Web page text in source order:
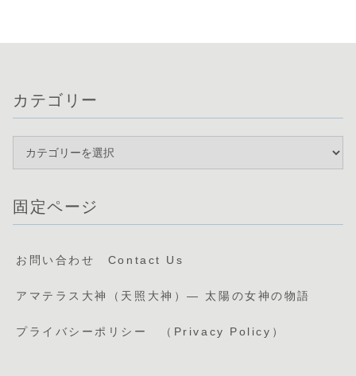
カテゴリー
固定ページ
お問い合わせ Contact Us
アマテラス大神（天照大神）— 太陽の女神の物語
プライバシーポリシー （Privacy Policy）